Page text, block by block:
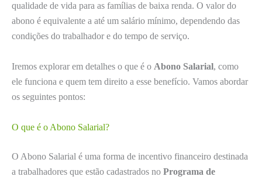
qualidade de vida para as famílias de baixa renda. O valor do
abono é equivalente a até um salário mínimo, dependendo das
condições do trabalhador e do tempo de serviço.
Iremos explorar em detalhes o que é o Abono Salarial, como
ele funciona e quem tem direito a esse benefício. Vamos abordar
os seguintes pontos:
O que é o Abono Salarial?
O Abono Salarial é uma forma de incentivo financeiro destinada
a trabalhadores que estão cadastrados no Programa de